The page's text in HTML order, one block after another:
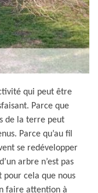
qui peut être
Parce que
de la terre peut
Parce qu’au fil
se redévelopper
arbre n’est pas
pour cela que nous
faire attention à